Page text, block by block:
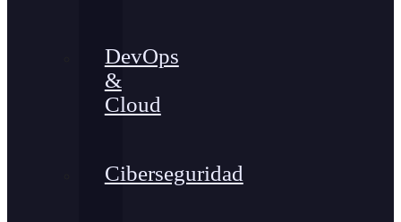
DevOps
&
Cloud
Ciberseguridad